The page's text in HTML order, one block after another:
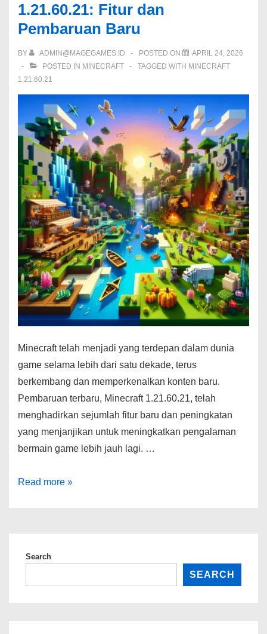
1.21.60.21: Fitur dan
Pembaruan Baru
BY ADMIN@MAGEGAMES.ID POSTED ON
APRIL 24, 2026
POSTED IN MINECRAFT TAGGED WITH MINECRAFT
1.21.60.21
Minecraft telah menjadi yang terdepan dalam dunia
game selama lebih dari satu dekade, terus
berkembang dan memperkenalkan konten baru.
Pembaruan terbaru, Minecraft 1.21.60.21, telah
menghadirkan sejumlah fitur baru dan peningkatan
yang menjanjikan untuk meningkatkan pengalaman
bermain game lebih jauh lagi. …
Menemukan
Pembaruan
Read more »
Search
SEARCH